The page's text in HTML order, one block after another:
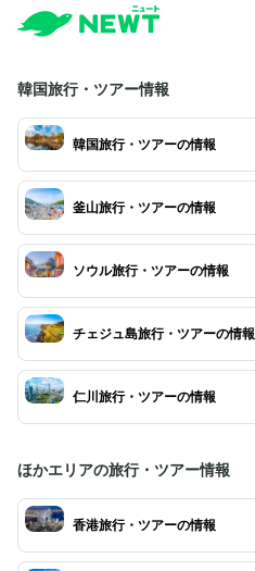
韓国旅行・ツアー情報
韓国旅行・ツアーの情報
釜山旅行・ツアーの情報
ソウル旅行・ツアーの情報
チェジュ島旅行・ツアーの情報
仁川旅行・ツアーの情報
ほかエリアの旅行・ツアー情報
香港旅行・ツアーの情報